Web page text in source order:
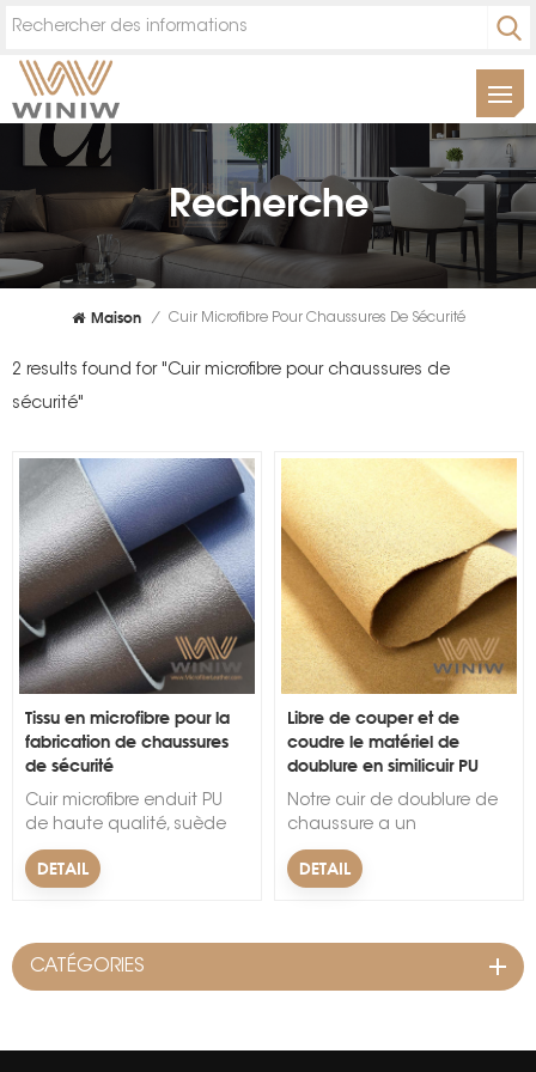
Recherche
Maison / Cuir Microfibre Pour Chaussures De Sécurité
2 results found for "Cuir microfibre pour chaussures de
sécurité"
Tissu en microfibre pour la
fabrication de chaussures
de sécurité
Cuir microfibre enduit PU
de haute qualité, suède
synthétique microfibre et
autres motifs Tissu
de sécurité.
DETAIL
Libre de couper et de
coudre le matériel de
doublure en similicuir PU
Notre cuir de doublure de
chaussure a un
allongement
mod&eacute;r&eacute; et
le rend facile &agrave;
coudre. &nbsp; &nbsp;
DETAIL
CATÉGORIES